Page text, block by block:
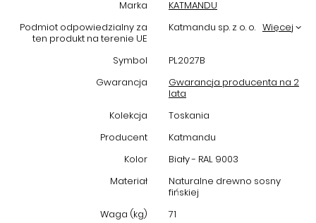
po klasyczny, a także rustykalny czy wiejski.
Wybierającsosnowe łóżko z drewna bejca Toskania 140 cm
funkcjonalność oraz piękno naturalnego drewna. To doskonała
baza do aranżacji komfortowej i stylowej sypialni. Spraw, aby
Twoje miejsce odpoczynku było nie tylko praktyczne, ale także
Marka
KATMANDU
Podmiot odpowiedzialny za
ten produkt na terenie UE
Katmandu sp. z o. o. Więcej
Symbol
PL2027B
Gwarancja
Gwarancja producenta na 2
lata
Kolekcja
Toskania
Producent
Katmandu
Kolor
Biały - RAL 9003
Materiał
Naturalne drewno sosny
fińskiej
Waga (kg)
71